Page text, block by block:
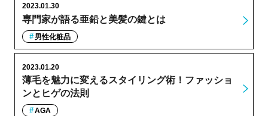
専門家が語る亜鉛と美髪の鍵とは
2023.01.30
男性化粧品
薄毛を魅力に変えるスタイリング術！ファッショ
ンとヒゲの法則
2023.01.20
AGA